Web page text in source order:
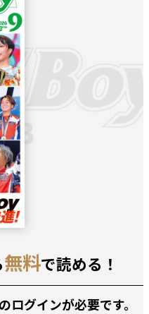
無料で読める！
グインが必要です。